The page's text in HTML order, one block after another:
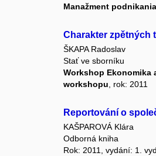
Manažment
Charakter zpětných
ŠKAPA Radoslav
Stať ve sborníku
Workshop Ekonomika
workshopu , rok: 2011
Reportování o
KAŠPAROVÁ Klára
Odborná kniha
Rok: 2011, vydání: 1.